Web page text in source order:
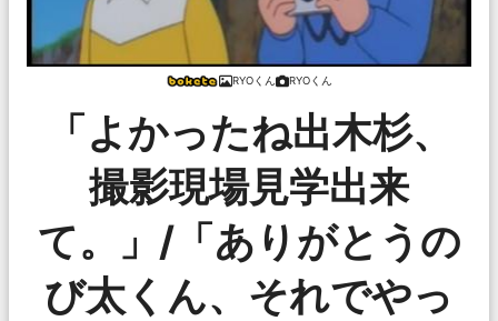
RYOくん RYOくん
「よかったね出木杉、
撮影現場見学出来
て。」/「ありがとうの
び太くん、それでやっ